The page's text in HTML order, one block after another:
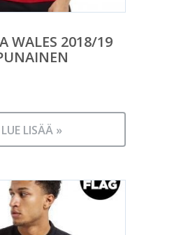
WALES 2018/19
LUE LISÄÄ »